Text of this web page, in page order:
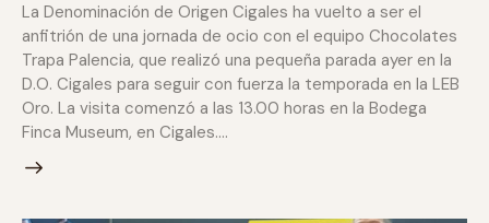
La Denominación de Origen Cigales ha vuelto a ser el
anfitrión de una jornada de ocio con el equipo Chocolates
Trapa Palencia, que realizó una pequeña parada ayer en la
D.O. Cigales para seguir con fuerza la temporada en la LEB
Oro. La visita comenzó a las 13.00 horas en la Bodega
Finca Museum, en Cigales.…